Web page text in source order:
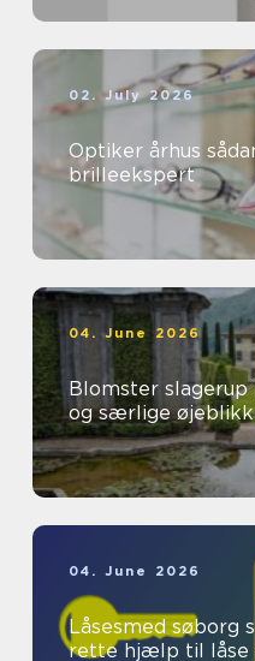
02. July 2026
Optiker århus sådan vælger du den rette
brilleekspert
04. June 2026
Blomster slagerup inspiration til hverdag
og særlige
04. June 2026
Låsesmed søborg sådan vælger du den
rette hjælp til låse